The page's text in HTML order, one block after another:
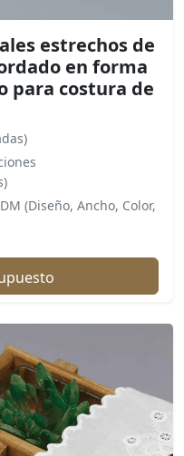
estrechos de
en forma
para costura de
(Diseño, Ancho, Color,